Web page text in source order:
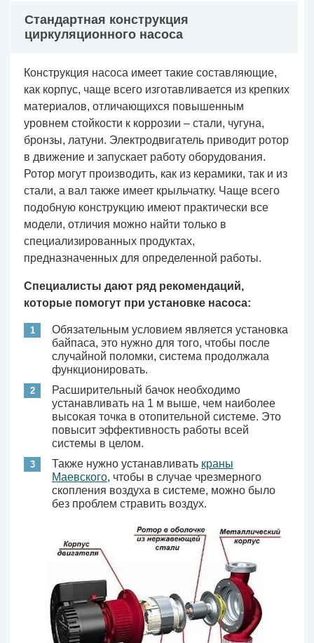
Стандартная конструкция
циркуляционного насоса
Конструкция насоса имеет такие составляющие,
как корпус, чаще всего изготавливается из крепких
материалов, отличающихся повышенным
уровнем стойкости к коррозии – стали, чугуна,
бронзы, латуни. Электродвигатель приводит ротор
в движение и запускает работу оборудования.
Ротор могут производить, как из керамики, так и из
стали, а вал также имеет крыльчатку. Чаще всего
подобную конструкцию имеют практически все
модели, отличия можно найти только в
специализированных продуктах,
предназначенных для определенной работы.
Специалисты дают ряд рекомендаций,
которые помогут при установке насоса:
Обязательным условием является установка
байпаса, это нужно для того, чтобы после
случайной поломки, система продолжала
функционировать.
Расширительный бачок необходимо
устанавливать на 1 м выше, чем наиболее
высокая точка в отопительной системе. Это
повысит эффективность работы всей
системы в целом.
Также нужно устанавливать краны
Маевского, чтобы в случае чрезмерного
скопления воздуха в системе, можно было
без проблем стравить воздух.